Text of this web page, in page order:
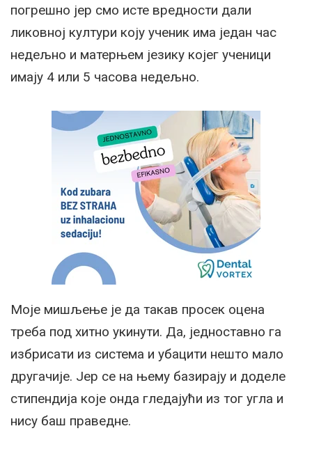
погрешно јер смо исте вредности дали
ликовној култури коју ученик има један час
недељно и матерњем језику којег ученици
имају 4 или 5 часова недељно.
Моје мишљење је да такав просек оцена
треба под хитно укинути. Да, једноставно га
избрисати из система и убацити нешто мало
другачије. Јер се на њему базирају и доделе
стипендија које онда гледајући из тог угла и
нису баш праведне.